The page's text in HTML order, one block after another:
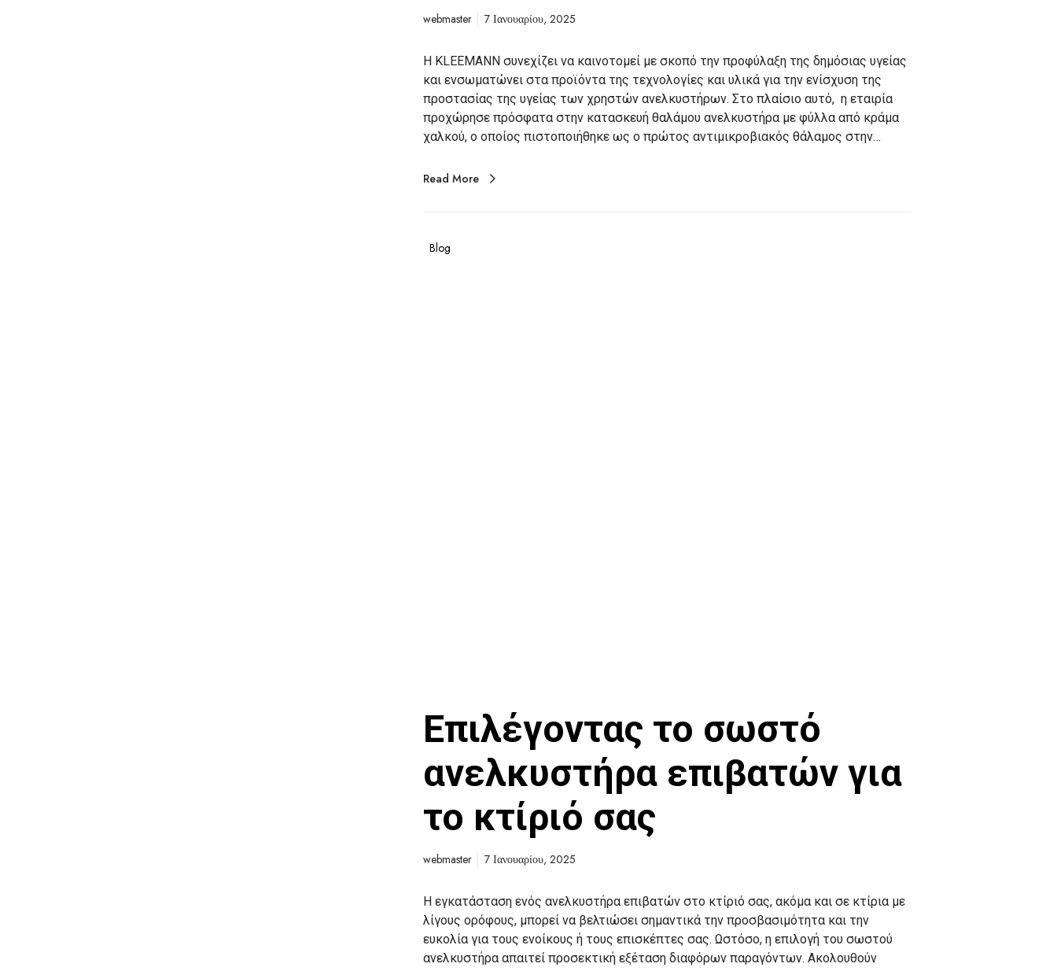
webmaster 7 Ιανουαρίου, 2025
Η KLEEMANN συνεχίζει να καινοτομεί με σκοπό την προφύλαξη της δημόσιας υγείας
και ενσωματώνει στα προϊόντα της τεχνολογίες και υλικά για την ενίσχυση της
προστασίας της υγείας των χρηστών ανελκυστήρων. Στο πλαίσιο αυτό, η εταιρία
προχώρησε πρόσφατα στην κατασκευή θαλάμου ανελκυστήρα με φύλλα από κράμα
χαλκού, ο οποίος πιστοποιήθηκε ως ο πρώτος αντιμικροβιακός θάλαμος στην…
Read More
Blog
Επιλέγοντας το σωστό
ανελκυστήρα επιβατών για
το κτίριό σας
webmaster 7 Ιανουαρίου, 2025
Η εγκατάσταση ενός ανελκυστήρα επιβατών στο κτίριό σας, ακόμα και σε κτίρια με
λίγους ορόφους, μπορεί να βελτιώσει σημαντικά την προσβασιμότητα και την
ευκολία για τους ενοίκους ή τους επισκέπτες σας. Ωστόσο, η επιλογή του σωστού
ανελκυστήρα απαιτεί προσεκτική εξέταση διαφόρων παραγόντων. Ακολουθούν